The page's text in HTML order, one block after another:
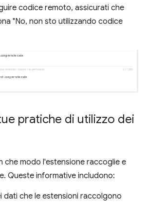
codice remoto, assicurati che
"No, non sto utilizzando codice
pratiche di utilizzo dei
che modo l'estensione raccoglie e
Queste informative includono:
dati che le estensioni raccolgono